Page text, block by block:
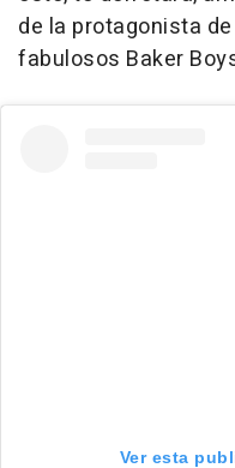
de la protagonista
fabulosos Baker
Ver esta